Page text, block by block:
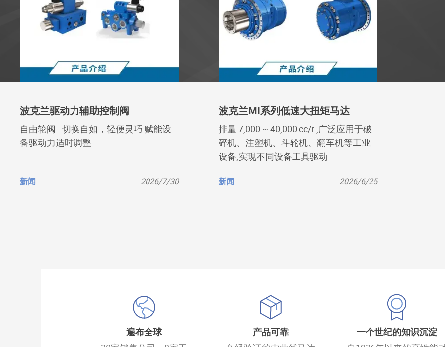
波克兰驱动力辅助控制阀
自由轮阀 . 切换自如，轻便灵巧 赋能设
备驱动力适时调整
新闻 2026/7/30
波克兰MI系列低速大扭矩马达
排量 7,000 ~ 40,000 cc/r ,广泛应用于破
碎机、注塑机、斗轮机、翻车机等工业
设备,实现不同设备工具驱动
新闻 2026/6/25
遍布全球
产品可靠
一个世纪的知识沉淀